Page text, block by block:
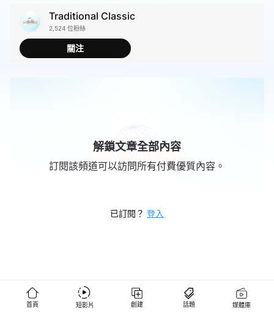
Traditional Classic
2,524 位粉絲
關注
解鎖文章全部內容
訂閱該頻道可以訪問所有付費優質內容。
已訂閱？ 登入
首頁 短影片 創建 話題 媒體庫